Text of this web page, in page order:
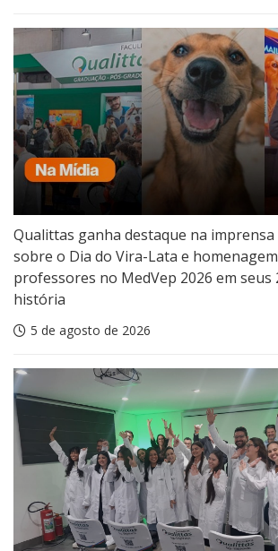
Qualittas ganha destaque na imprensa
sobre o Dia do Vira-Lata e
professores no MedVep 2026 em seus
história
5 de agosto de 2026